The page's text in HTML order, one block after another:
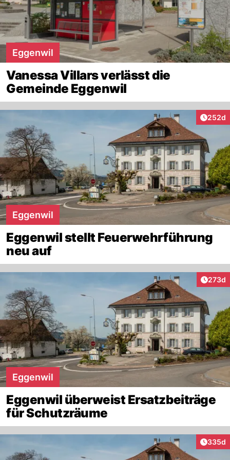
Eggenwil
Vanessa Villars verlässt die
Gemeinde Eggenwil
252d
Eggenwil
Eggenwil stellt Feuerwehrführung
neu auf
273d
Eggenwil
Eggenwil überweist Ersatzbeiträge
für Schutzräume
335d